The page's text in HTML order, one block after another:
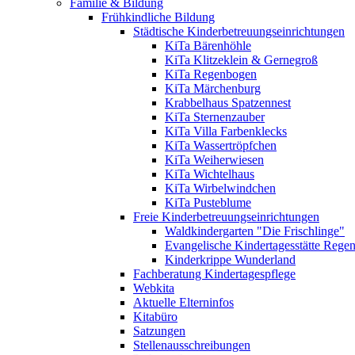
Familie & Bildung
Frühkindliche Bildung
Städtische Kinderbetreuungseinrichtungen
KiTa Bärenhöhle
KiTa Klitzeklein & Gernegroß
KiTa Regenbogen
KiTa Märchenburg
Krabbelhaus Spatzennest
KiTa Sternenzauber
KiTa Villa Farbenklecks
KiTa Wassertröpfchen
KiTa Weiherwiesen
KiTa Wichtelhaus
KiTa Wirbelwindchen
KiTa Pusteblume
Freie Kinderbetreuungseinrichtungen
Waldkindergarten "Die Frischlinge"
Evangelische Kindertagesstätte
Kinderkrippe Wunderland
Fachberatung Kindertagespflege
Webkita
Aktuelle Elterninfos
Kitabüro
Satzungen
Stellenausschreibungen